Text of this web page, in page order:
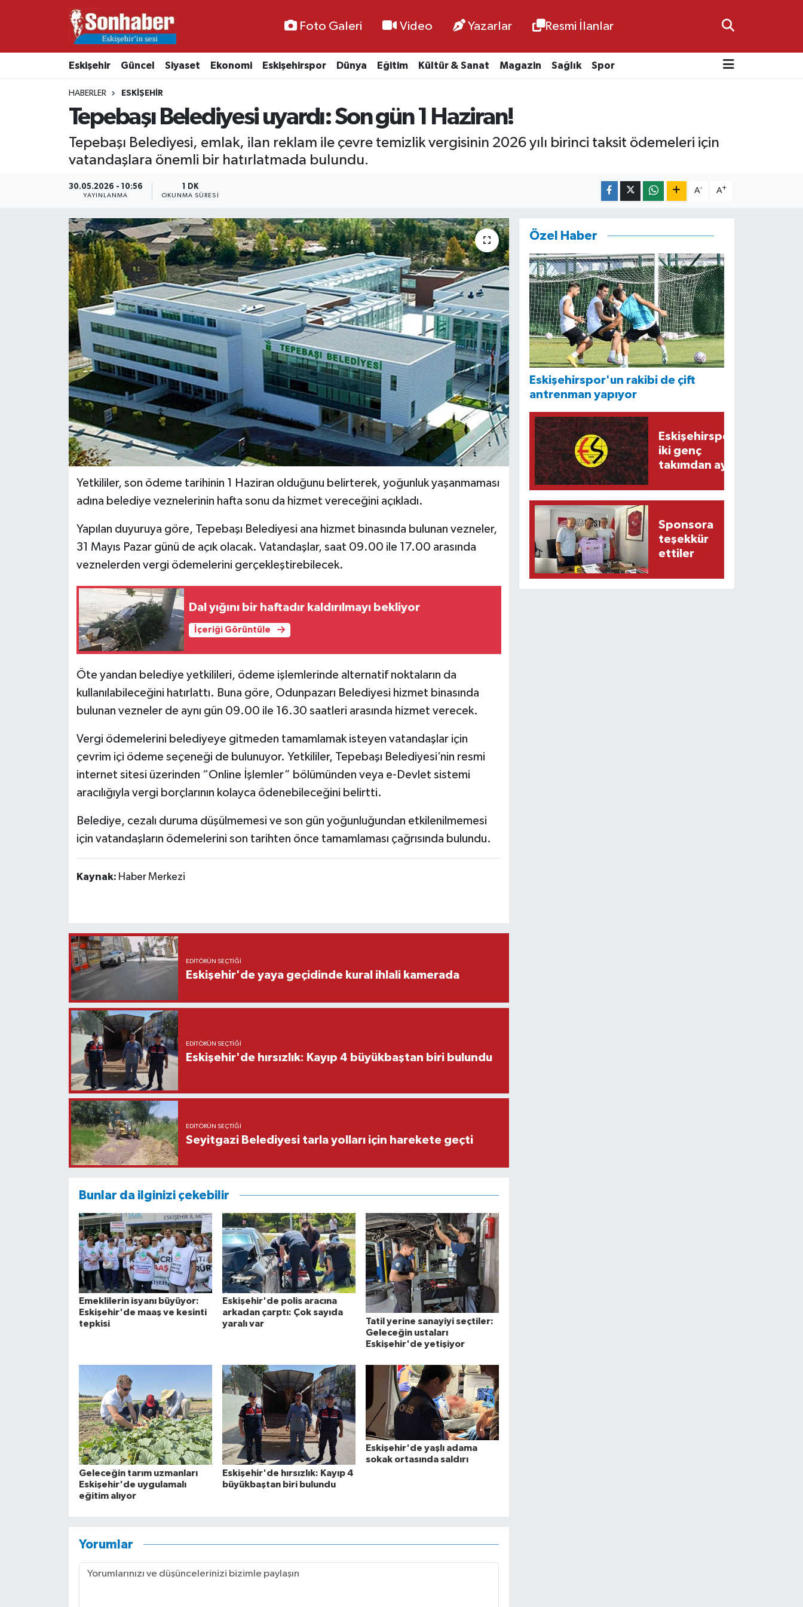
Foto Galeri Video Yazarlar Resmi İlanlar
Eskişehir Güncel Siyaset Ekonomi Eskişehirspor Dünya Eğitim Kültür & Sanat Magazin Sağlık Spor
HABERLER ESKIŞEHIR
Tepebaşı Belediyesi uyardı: Son gün 1 Haziran!
Tepebaşı Belediyesi, emlak, ilan reklam ile çevre temizlik vergisinin 2026 yılı birinci taksit ödemeleri için
vatandaşlara önemli bir hatırlatmada bulundu.
30.05.2026 - 10:56
YAYINLANMA
1 DK
OKUNMA SÜRESI
A- A+
Yetkililer, son ödeme tarihinin 1 Haziran olduğunu belirterek, yoğunluk yaşanmaması
adına belediye veznelerinin hafta sonu da hizmet vereceğini açıkladı.
Yapılan duyuruya göre, Tepebaşı Belediyesi ana hizmet binasında bulunan vezneler,
31 Mayıs Pazar günü de açık olacak. Vatandaşlar, saat 09.00 ile 17.00 arasında
veznelerden vergi ödemelerini gerçekleştirebilecek.
Dal yığını bir haftadır kaldırılmayı bekliyor
İçeriği Görüntüle
Öte yandan belediye yetkilileri, ödeme işlemlerinde alternatif noktaların da
kullanılabileceğini hatırlattı. Buna göre, Odunpazarı Belediyesi hizmet binasında
bulunan vezneler de aynı gün 09.00 ile 16.30 saatleri arasında hizmet verecek.
Vergi ödemelerini belediyeye gitmeden tamamlamak isteyen vatandaşlar için
çevrim içi ödeme seçeneği de bulunuyor. Yetkililer, Tepebaşı Belediyesi’nin resmi
internet sitesi üzerinden “Online İşlemler” bölümünden veya e-Devlet sistemi
aracılığıyla vergi borçlarının kolayca ödenebileceğini belirtti.
Belediye, cezalı duruma düşülmemesi ve son gün yoğunluğundan etkilenilmemesi
için vatandaşların ödemelerini son tarihten önce tamamlaması çağrısında bulundu.
Kaynak: Haber Merkezi
EDITÖRÜN SEÇTIĞI
Eskişehir'de yaya geçidinde kural ihlali kamerada
EDITÖRÜN SEÇTIĞI
Eskişehir'de hırsızlık: Kayıp 4 büyükbaştan biri bulundu
EDITÖRÜN SEÇTIĞI
Seyitgazi Belediyesi tarla yolları için harekete geçti
Bunlar da ilginizi çekebilir
Emeklilerin isyanı büyüyor:
Eskişehir'de maaş ve kesinti
tepkisi
Eskişehir'de polis aracına
arkadan çarptı: Çok sayıda
yaralı var
Tatil yerine sanayiyi seçtiler:
Geleceğin ustaları
Eskişehir'de yetişiyor
Geleceğin tarım uzmanları
Eskişehir'de uygulamalı
eğitim alıyor
Eskişehir'de hırsızlık: Kayıp 4
büyükbaştan biri bulundu
Eskişehir'de yaşlı adama
sokak ortasında saldırı
Yorumlar
Özel Haber
Eskişehirspor'un rakibi de çift
antrenman yapıyor
Eskişehirspor'da
iki genç
takımdan ayrıldı
Sponsora
teşekkür
ettiler
Ekonomi
Kültür & Sanat
Resmi İlanlar
Siyaset
Nöbetçi Eczaneler
Namaz Vakitleri
Trafik Durumu
Süper Lig Puan Durumu ve Fikstür
Tüm Manşetler
Son Dakika Haberleri
Haber Arşivi